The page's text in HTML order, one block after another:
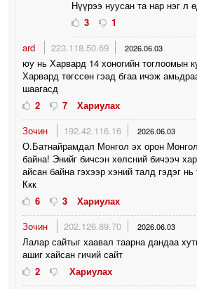
Нүүрээ нуусан та нар нэг л
3
1
ard
223.118.50.69 2026.06.03
юу нь Харвард 14 хоногийн тоглоомын
Харвард төгссөн гэад бгаа ичэж
шаагасд
2
7
Хариулах
Зочин
192.42.116.16 2026.06.03
О.Батнайрамдал Монгол эх орон
байна! Энийг бичсэн хөлсний бичээч
айсан байна гэхээр хэний талд гэдэг
Ккк
6
3
Хариулах
Зочин
202.126.89.70 2026.06.03
Лалар сайтыг хаавал таарна дандаа
ашиг хайсан гичий сайт
2
Хариулах